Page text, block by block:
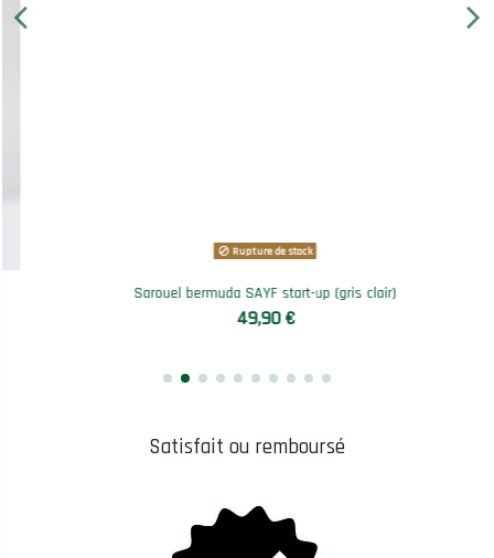
Rupture de stock
Sarouel bermuda SAYF start-up (gris clair)
49,90 €
Satisfait ou remboursé